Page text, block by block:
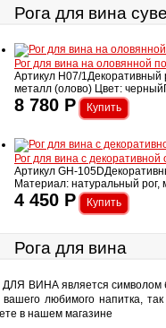
Рога для вина
Рог для вина на оловянной
Артикул H07/
металл (олово) Цвет:
8 780 Р
Рог для вина с декоративной
Артикул GH-
Материал: натуральный рог,
4 450 Р
Рога для вина
ВИНА является символом
вашего любимого напитка,
в нашем магазине